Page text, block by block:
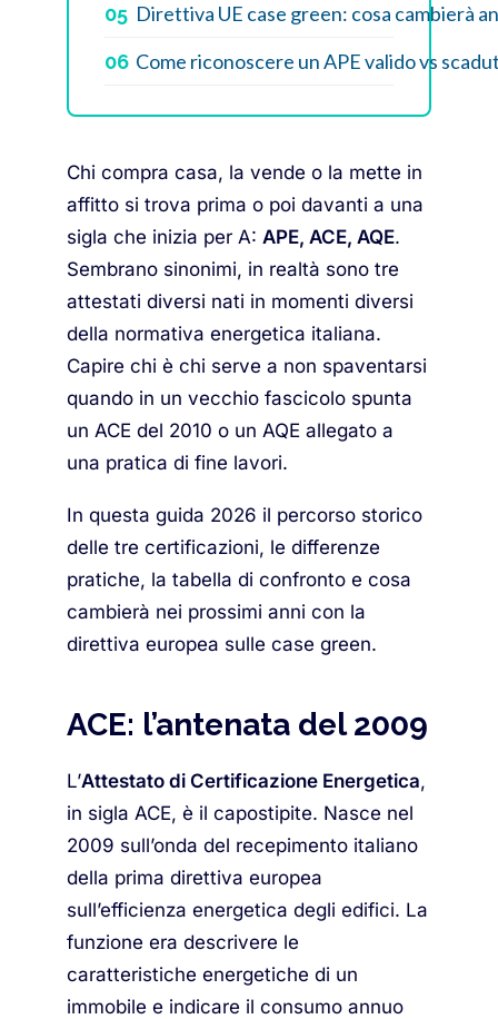
05 Direttiva UE case green: cosa cambierà
06 Come riconoscere un APE valido vs
Chi compra casa, la vende o la mette in
affitto si trova prima o poi davanti a una
sigla che inizia per A: APE, ACE, AQE.
Sembrano sinonimi, in realtà sono tre
attestati diversi nati in momenti diversi
della normativa energetica italiana.
Capire chi è chi serve a non spaventarsi
quando in un vecchio fascicolo spunta
un ACE del 2010 o un AQE allegato a
una pratica di fine lavori.
In questa guida 2026 il percorso storico
delle tre certificazioni, le differenze
pratiche, la tabella di confronto e cosa
cambierà nei prossimi anni con la
direttiva europea sulle case green.
ACE: l’antenata del 2009
L’Attestato di Certificazione Energetica,
in sigla ACE, è il capostipite. Nasce nel
2009 sull’onda del recepimento italiano
della prima direttiva europea
sull’efficienza energetica degli edifici. La
funzione era descrivere le
caratteristiche energetiche di un
immobile e indicare il consumo annuo